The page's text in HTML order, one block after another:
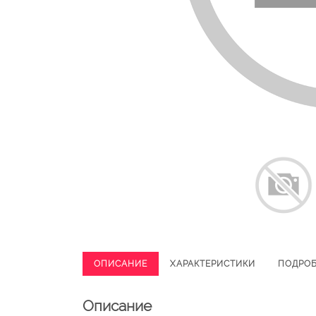
ОПИСАНИЕ ХАРАКТЕРИСТИКИ
Описание